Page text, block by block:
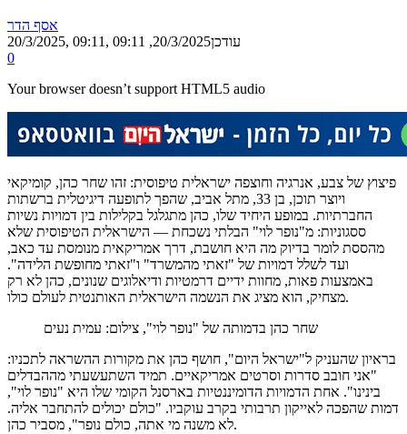
אסף הדר
20/3/2025, 09:11
, עודכן20/3/2025, 09:11
0
Your browser doesn’t support HTML5 audio
פיצוץ של צבע, אנרגיה וחוצפה ישראלית טיפוסית: זהו שחר כהן, קומיקאי
ויוצר תוכן, בן 33, מתל אביב, שהפך לתופעה דיגיטלית ברשתות
החברתיות. במופע היחיד שלו, כהן מתגלגל בקלילות בין דמויות נשיות
ססגוניות: מ"נופר לוי" הבלתי נשכחת — הישראלית הטיפוסית שלא
מהססת לומר בדיוק מה היא חושבת, דרך אמריקאית מנומסת עד כאב,
ועד לשלל דמויות של "זאתי מהמשרד" ו"זאתי מחופשת הלידה".
באמצעות פאות, מחוות ידיים דרמטיות ודיאלוגים שנונים, כהן לא רק
מצחיק, הוא מציג את הנשמה הישראלית האותנטית לעולם כולו.
שחר כהן בדמותה של "נופר לוי", צילום: עמית נעים
בראיון שהעניק ל"ישראל היום", חושף כהן את מקורות ההשראה לתכניו:
"אני חובב סדרות וסרטים אמריקאיים. תמיד השתעשעתי מההבדלים
בינינו". אחת הדמויות הדומיננטיות בארסנל הקומי שלו היא "נופר לוי",
דמות שהפכה לאייקון תרבותי בקרב עוקביו. "כולם יכולים להתחבר אליה.
לא משנה מי אתה, כולם נופר", מסביר כהן.